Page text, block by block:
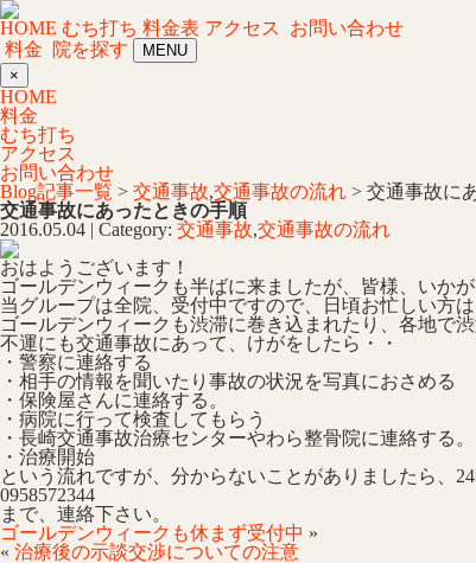
HOME むち打ち 料金表 アクセス
お問い合わせ
料金
院を探す
MENU
×
HOME
料金
むち打ち
アクセス
お問い合わせ
Blog記事一覧 > 交通事故,交通事故の流れ > 交通事故に
交通事故にあったときの手順
2016.05.04 | Category: 交通事故,交通事故の流れ
おはようございます！
ゴールデンウィークも半ばに来ましたが、皆様、いか
当グループは全院、受付中ですので、日頃お忙しい方
ゴールデンウィークも渋滞に巻き込まれたり、各地で
不運にも交通事故にあって、けがをしたら・・
・警察に連絡する
・相手の情報を聞いたり事故の状況を写真におさめる
・保険屋さんに連絡する。
・病院に行って検査してもらう
・長崎交通事故治療センターやわら整骨院に連絡する。
・治療開始
という流れですが、分からないことがありましたら、
0958572344
まで、連絡下さい。
ゴールデンウィークも休まず受付中 »
« 治療後の示談交渉についての注意